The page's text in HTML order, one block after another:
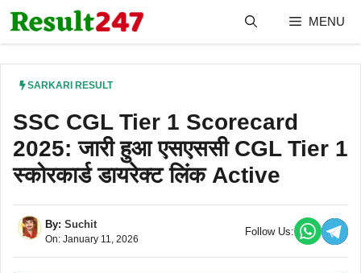
Skip
to
MENU
SARKARI RESULT
SSC CGL Tier 1 Scorecard
2025: जारी हुआ एसएससी CGL Tier 1
स्कोरकार्ड डायरेक्ट लिंक Active
By: Suchit
On: January 11, 2026
Follow Us: